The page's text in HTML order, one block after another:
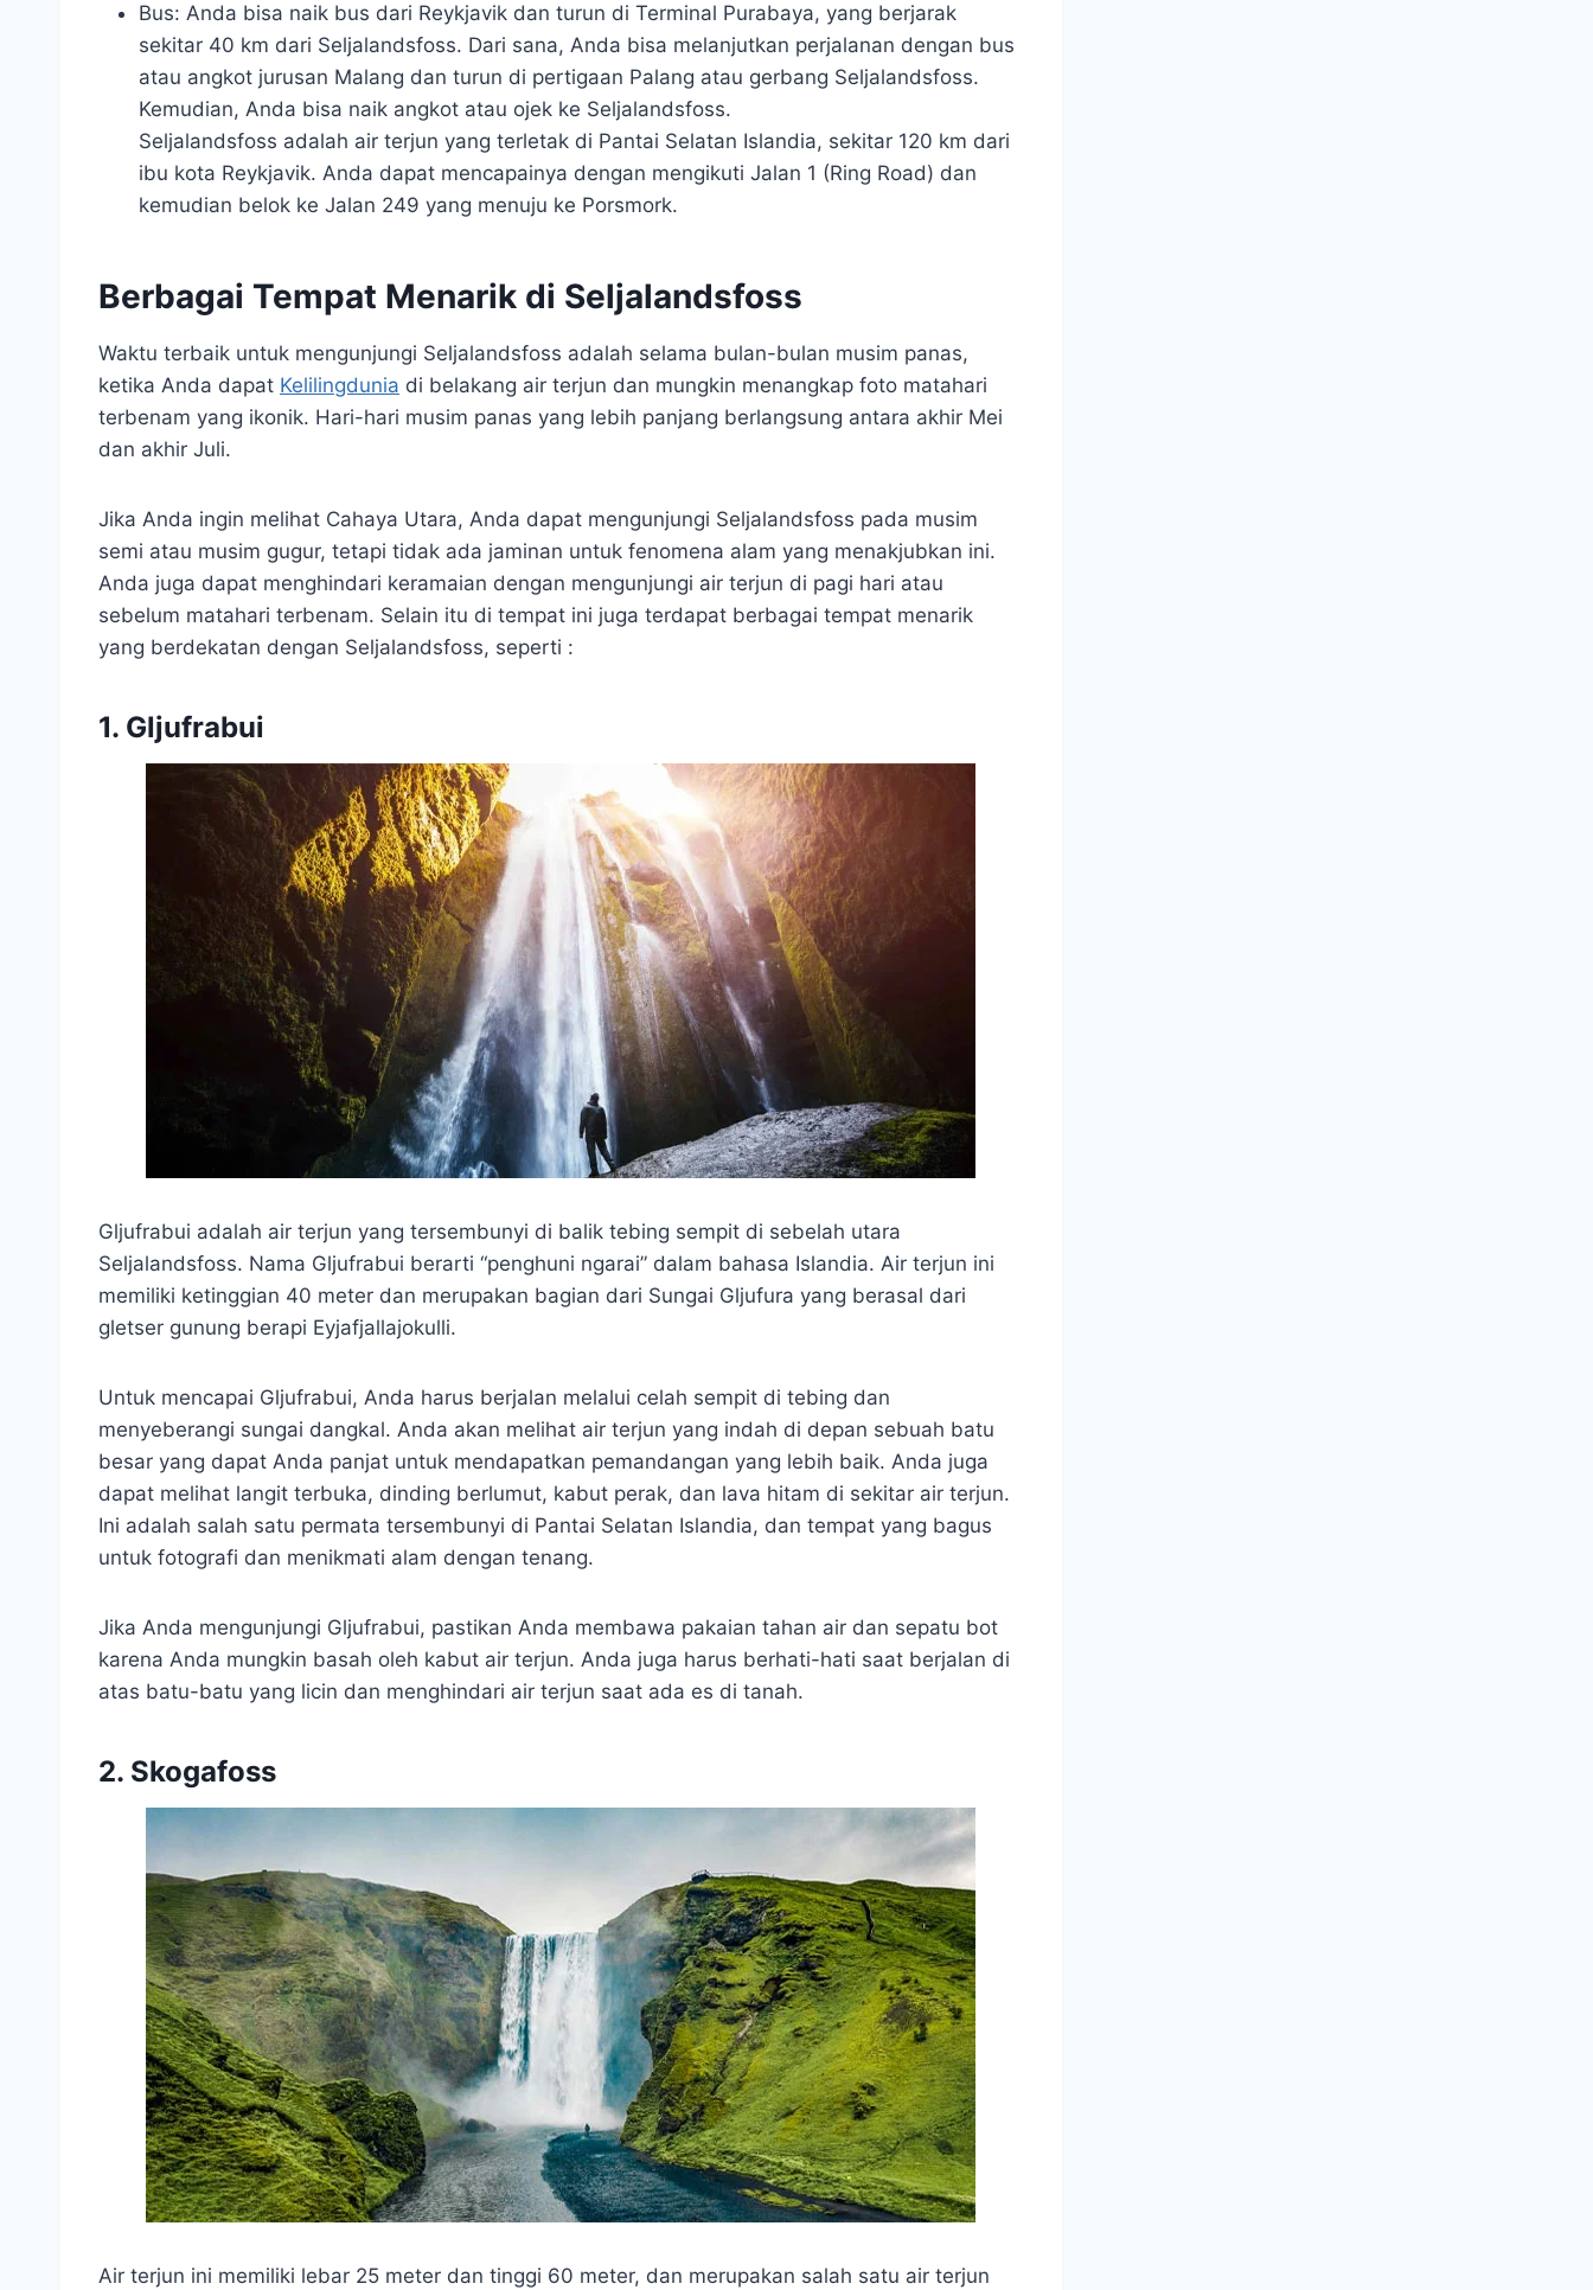
Bus: Anda bisa naik bus dari Reykjavik dan turun di Terminal Purabaya, yang berjarak
sekitar 40 km dari Seljalandsfoss. Dari sana, Anda bisa melanjutkan perjalanan dengan bus
atau angkot jurusan Malang dan turun di pertigaan Palang atau gerbang Seljalandsfoss.
Kemudian, Anda bisa naik angkot atau ojek ke Seljalandsfoss.
Seljalandsfoss adalah air terjun yang terletak di Pantai Selatan Islandia, sekitar 120 km dari
ibu kota Reykjavik. Anda dapat mencapainya dengan mengikuti Jalan 1 (Ring Road) dan
kemudian belok ke Jalan 249 yang menuju ke Porsmork.
Berbagai Tempat Menarik di Seljalandsfoss
Waktu terbaik untuk mengunjungi Seljalandsfoss adalah selama bulan-bulan musim panas,
ketika Anda dapat Kelilingdunia di belakang air terjun dan mungkin menangkap foto matahari
terbenam yang ikonik. Hari-hari musim panas yang lebih panjang berlangsung antara akhir Mei
dan akhir Juli.
Jika Anda ingin melihat Cahaya Utara, Anda dapat mengunjungi Seljalandsfoss pada musim
semi atau musim gugur, tetapi tidak ada jaminan untuk fenomena alam yang menakjubkan ini.
Anda juga dapat menghindari keramaian dengan mengunjungi air terjun di pagi hari atau
sebelum matahari terbenam. Selain itu di tempat ini juga terdapat berbagai tempat menarik
yang berdekatan dengan Seljalandsfoss, seperti :
1. Gljufrabui
Gljufrabui adalah air terjun yang tersembunyi di balik tebing sempit di sebelah utara
Seljalandsfoss. Nama Gljufrabui berarti “penghuni ngarai” dalam bahasa Islandia. Air terjun ini
memiliki ketinggian 40 meter dan merupakan bagian dari Sungai Gljufura yang berasal dari
gletser gunung berapi Eyjafjallajokulli.
Untuk mencapai Gljufrabui, Anda harus berjalan melalui celah sempit di tebing dan
menyeberangi sungai dangkal. Anda akan melihat air terjun yang indah di depan sebuah batu
besar yang dapat Anda panjat untuk mendapatkan pemandangan yang lebih baik. Anda juga
dapat melihat langit terbuka, dinding berlumut, kabut perak, dan lava hitam di sekitar air terjun.
Ini adalah salah satu permata tersembunyi di Pantai Selatan Islandia, dan tempat yang bagus
untuk fotografi dan menikmati alam dengan tenang.
Jika Anda mengunjungi Gljufrabui, pastikan Anda membawa pakaian tahan air dan sepatu bot
karena Anda mungkin basah oleh kabut air terjun. Anda juga harus berhati-hati saat berjalan di
atas batu-batu yang licin dan menghindari air terjun saat ada es di tanah.
2. Skogafoss
Air terjun ini memiliki lebar 25 meter dan tinggi 60 meter, dan merupakan salah satu air terjun